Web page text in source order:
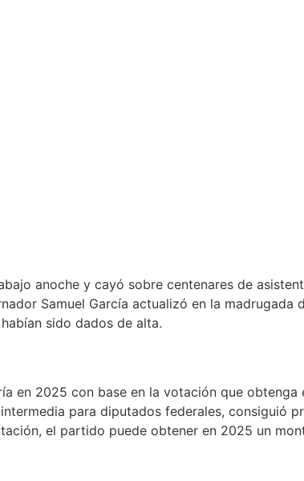
anoche y cayó sobre centenares de
Samuel García actualizó en la madrugada
sido dados de alta.
en 2025 con base en la votación que obtenga
para diputados federales, consiguió
el partido puede obtener en 2025 un